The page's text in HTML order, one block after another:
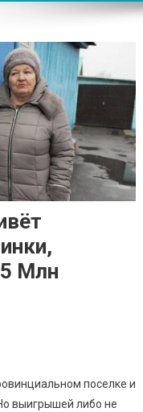
Млн
поселке и
выигрышей либо не